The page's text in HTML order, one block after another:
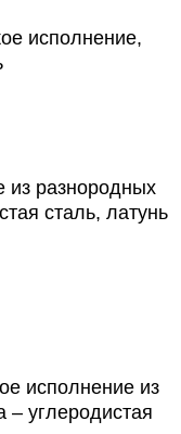
исполнение,
разнородных
сталь, латунь
исполнение из
– углеродистая